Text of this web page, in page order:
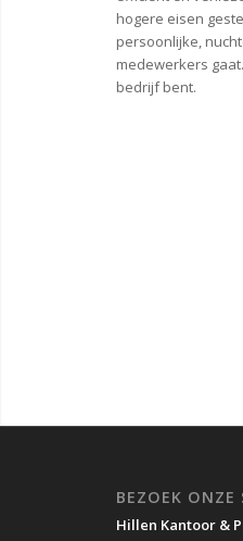
hogere eisen
persoonlijke,
medewerkers
bedrijf bent.
BEZOEK ONZE
Hillen Kantoor &